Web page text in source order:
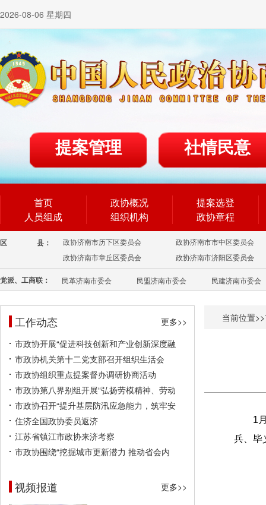
2026-08-06 星期四
提案管理 社情民意
首页
人员组成
政协概况
组织机构
提案选登
政协章程
区 县： 政协济南市历下区委员会
政协济南市市中区委员会
政协济南市章丘区委员会
政协济南市济阳区委员会
党派、工商联： 民革济南市委会 民盟济南市委会 民建济南市委会
工作动态
更多>>
市政协开展“促进科技创新和产业创新深度融
市政协机关第十二党支部召开组织生活会
市政协组织重点提案督办调研协商活动
市政协第八界别组开展“弘扬劳模精神、劳动
市政协召开“提升基层防汛应急能力，筑牢安
住济全国政协委员返济
江苏省镇江市政协来济考察
市政协围绕“挖掘城市更新潜力 推动省会内
视频报道 更多>>
当前位置>>
1
兵、毕